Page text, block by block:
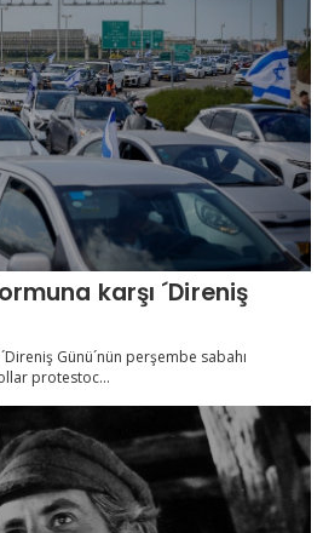
karşı ´Direniş
Günü´nün perşembe sabahı
protestoc...